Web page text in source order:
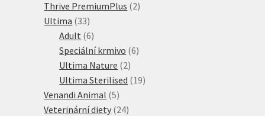
produktů
Thrive PremiumPlus 22
Ultima 3333
produktů
Adult 66
produktů
Speciální krmivo 66
Ultima Nature 22
produkty
Ultima Sterilised 1919
Venandi Animal 55
produktů
Veterinární diety 2424